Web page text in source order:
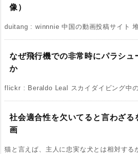
像）
duitang : winnnie 中国の動画投稿サイト
なぜ飛行機での非常時にパラシュ
か
flickr : Beraldo Leal スカイダイビング中
社会適合性を欠いてると言わざ
画
猫と言えば、主人に忠実な犬とは相対する